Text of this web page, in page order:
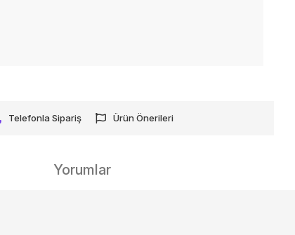
Telefonla Sipariş Ürün Önerileri
Yorumlar